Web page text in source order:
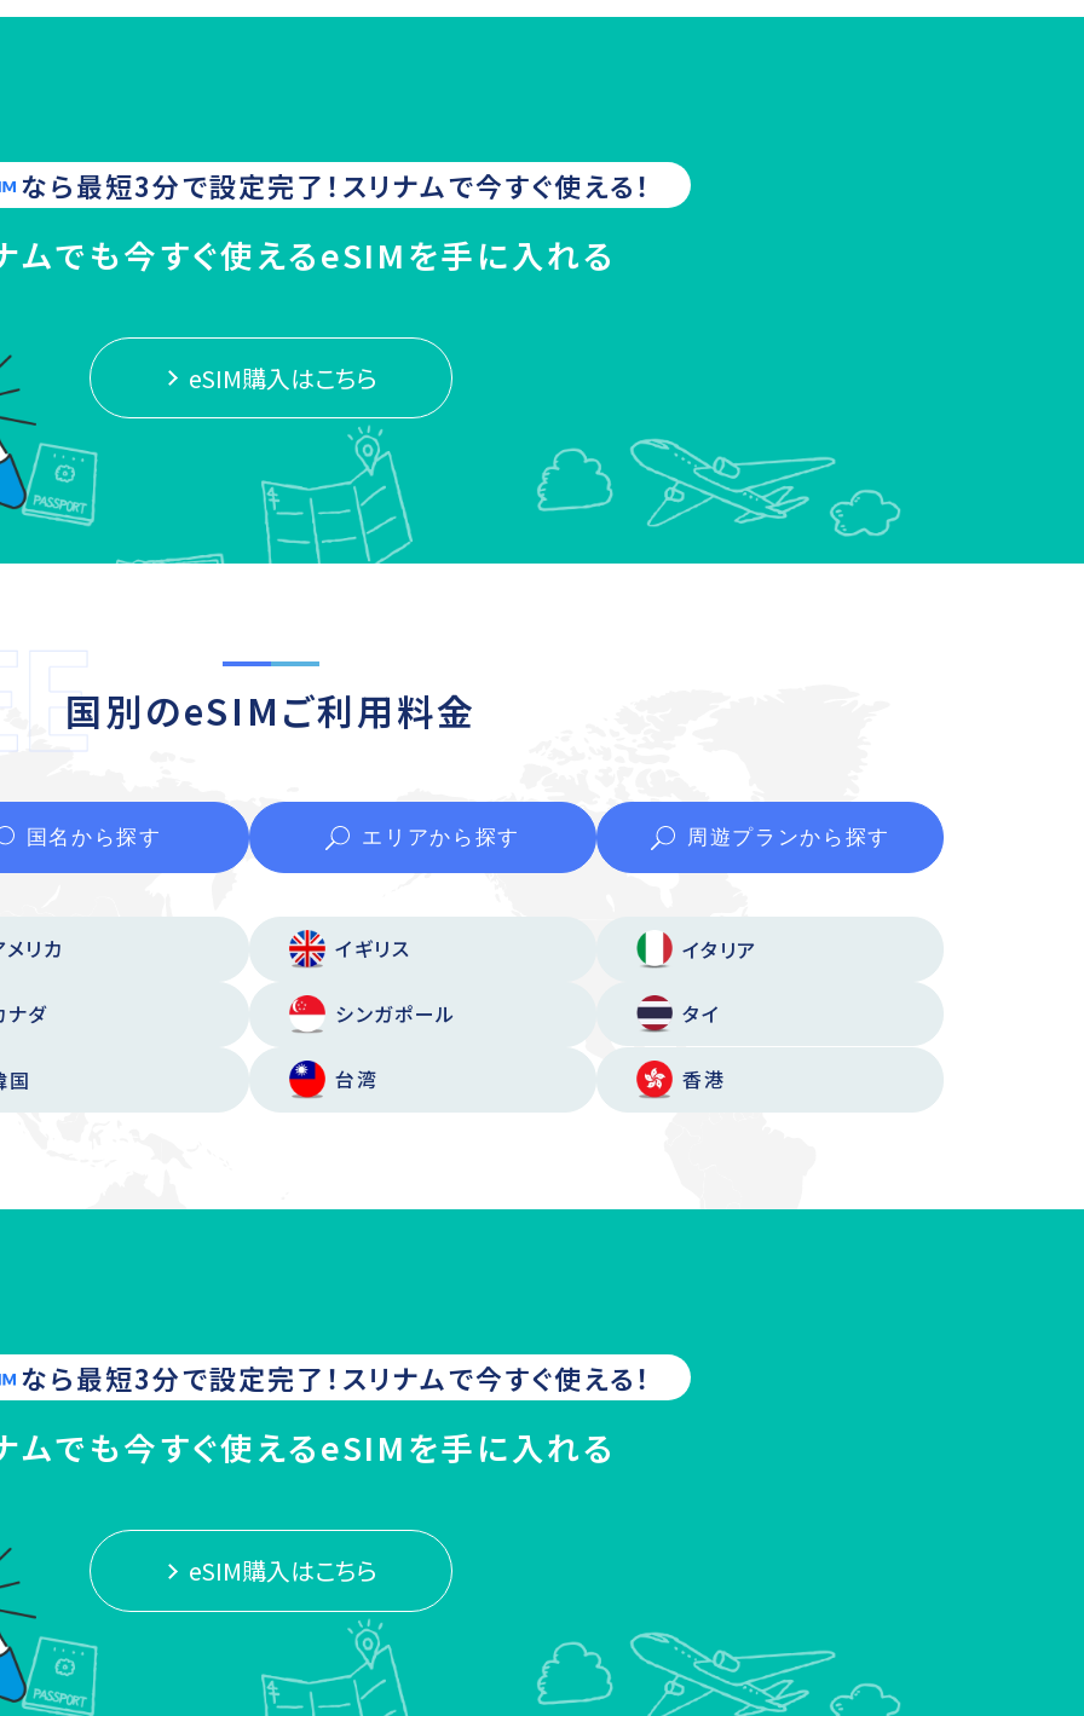
なら最短3分で設定完了！ スリナムで今すぐ使える！
ムでも今すぐ使えるeSIMを手に入れる
eSIM購入はこちら
国別のeSIMご利用料金
国名から探す エリアから 探す 周遊プランから 探す
メリカ イギリス イタリア
ナダ シンガポール タイ
国 台湾 香港
なら最短3分で設定完了！ スリナムで今すぐ使える！
ムでも今すぐ使えるeSIMを手に入れる
eSIM購入はこちら